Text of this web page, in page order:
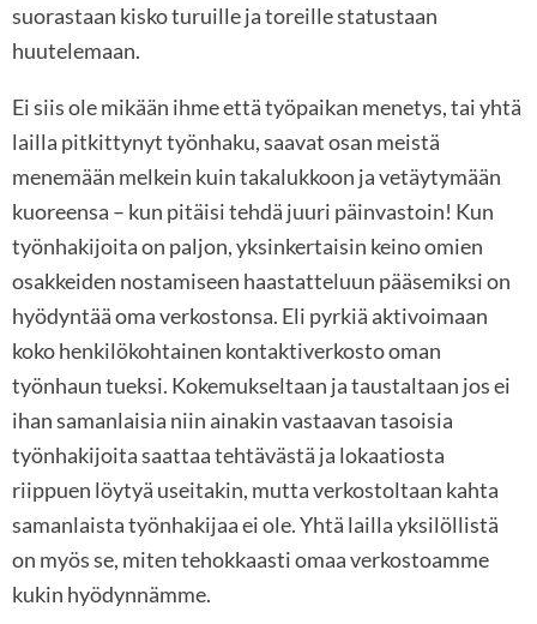
suorastaan kisko turuille ja toreille statustaan
huutelemaan.
Ei siis ole mikään ihme että työpaikan menetys, tai yhtä
lailla pitkittynyt työnhaku, saavat osan meistä
menemään melkein kuin takalukkoon ja vetäytymään
kuoreensa – kun pitäisi tehdä juuri päinvastoin! Kun
työnhakijoita on paljon, yksinkertaisin keino omien
osakkeiden nostamiseen haastatteluun pääsemiksi on
hyödyntää oma verkostonsa. Eli pyrkiä aktivoimaan
koko henkilökohtainen kontaktiverkosto oman
työnhaun tueksi. Kokemukseltaan ja taustaltaan jos ei
ihan samanlaisia niin ainakin vastaavan tasoisia
työnhakijoita saattaa tehtävästä ja lokaatiosta
riippuen löytyä useitakin, mutta verkostoltaan kahta
samanlaista työnhakijaa ei ole. Yhtä lailla yksilöllistä
on myös se, miten tehokkaasti omaa verkostoamme
kukin hyödynnämme.